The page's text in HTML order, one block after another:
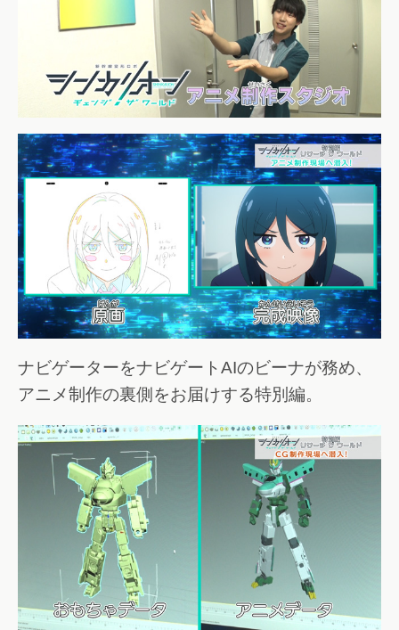
ナビゲーターをナビゲートAIのビーナが務め、
アニメ制作の裏側をお届けする特別編。